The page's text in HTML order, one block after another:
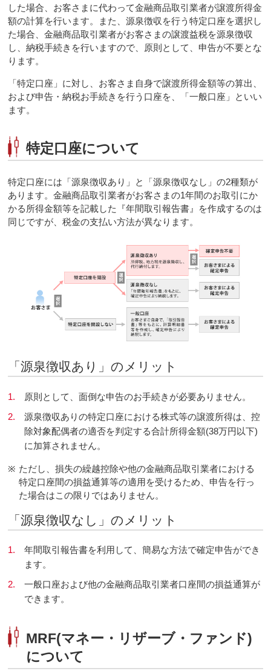
した場合、お客さまに代わって金融商品取引業者が譲渡所得金
額の計算を行います。また、源泉徴収を行う特定口座を選択し
た場合、金融商品取引業者がお客さまの譲渡益税を源泉徴収
し、納税手続きを行いますので、原則として、申告が不要とな
ります。
「特定口座」に対し、お客さま自身で譲渡所得金額等の算出、
および申告・納税お手続きを行う口座を、「一般口座」といい
ます。
特定口座について
特定口座には「源泉徴収あり」と「源泉徴収なし」の2種類が
あります。金融商品取引業者がお客さまの1年間のお取引にか
かる所得金額等を記載した『年間取引報告書』を作成するのは
同じですが、税金の支払い方法が異なります。
「源泉徴収あり」のメリット
1.
原則として、面倒な申告のお手続きが必要ありません。
2.
源泉徴収ありの特定口座における株式等の譲渡所得は、控
除対象配偶者の適否を判定する合計所得金額(38万円以下)
に加算されません。
※ ただし、損失の繰越控除や他の金融商品取引業者における
特定口座間の損益通算等の適用を受けるため、申告を行っ
た場合はこの限りではありません。
「源泉徴収なし」のメリット
1.
年間取引報告書を利用して、簡易な方法で確定申告ができ
ます。
2.
一般口座および他の金融商品取引業者口座間の損益通算が
できます。
MRF(マネー・リザーブ・ファンド)
について